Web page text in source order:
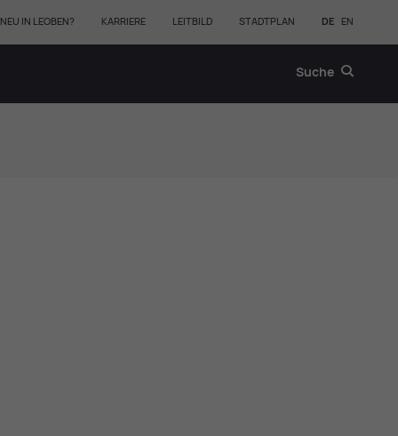
Suche
NEU IN LEOBEN? KARRIERE LEITBILD STADTPLAN DE EN